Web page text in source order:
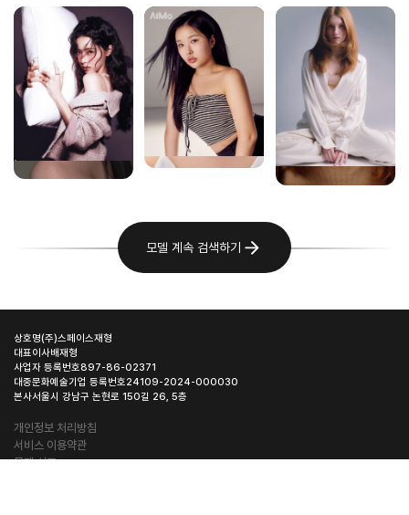
모델 계속 검색하기
상호명(주)스페이스재형
대표이사배재형
사업자 등록번호897-86-02371
대중문화예술기업 등록번호24109-2024-000030
본사서울시 강남구 논현로 150길 26, 5층
개인정보 처리방침
서비스 이용약관
문제 신고